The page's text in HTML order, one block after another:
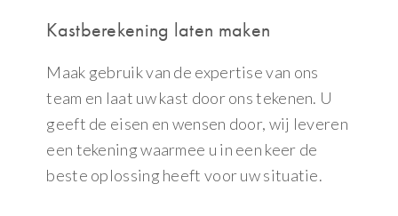
Kastberekening laten maken
Maak gebruik van de expertise van ons
team en laat uw kast door ons tekenen. U
geeft de eisen en wensen door, wij leveren
een tekening waarmee u in een keer de
beste oplossing heeft voor uw situatie.